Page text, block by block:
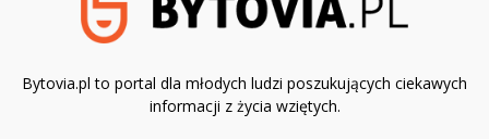
Bytovia.pl to portal dla młodych ludzi poszukujących ciekawych
informacji z życia wziętych.